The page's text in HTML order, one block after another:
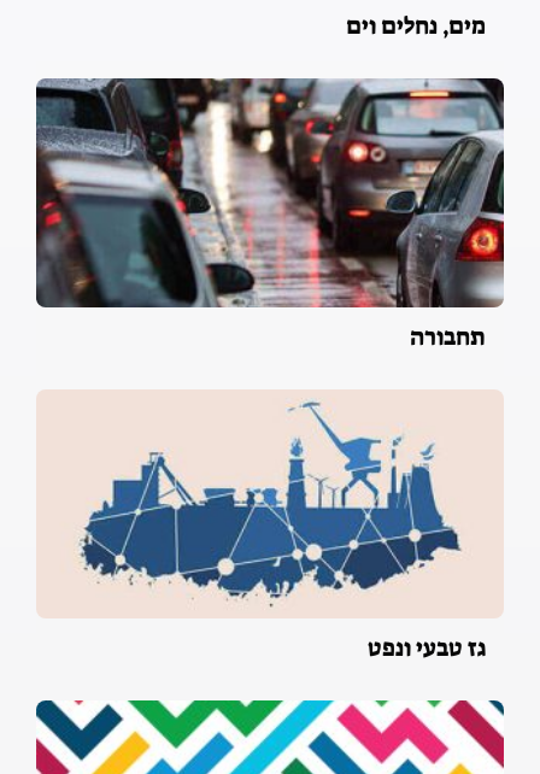
מים, נחלים וים
תחבורה
גז טבעי ונפט